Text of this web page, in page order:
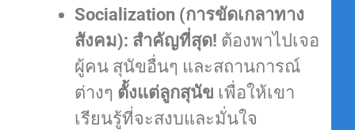
Socialization (การขัดเกลาทาง
สังคม): สำคัญที่สุด! ต้องพาไปเจอ
ผู้คน สุนัขอื่นๆ และสถานการณ์
ต่างๆ ตั้งแต่ลูกสุนัข เพื่อให้เขา
เรียนรู้ที่จะสงบและมั่นใจ